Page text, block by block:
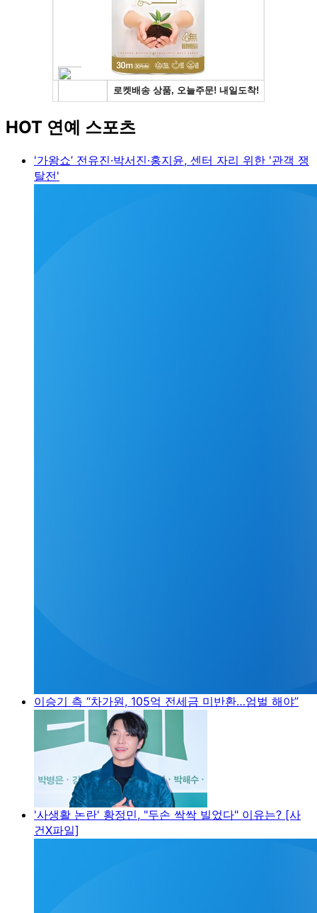
HOT 연예 스포츠
'가왕쇼’ 전유진·박서진·홍지윤, 센터 자리 위한 '관객 쟁
탈전'
이승기 측 “차가원, 105억 전세금 미반환…엄벌 해야”
'사생활 논란' 황정민, "두손 싹싹 빌었다" 이유는? [사
건X파일]